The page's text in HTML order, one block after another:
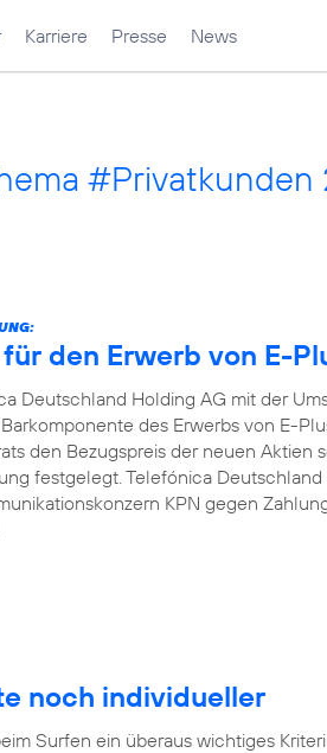
Karriere Presse News
#Privatkunden
den Erwerb von E-
Deutschland Holding AG mit der
des Erwerbs von E-
den Bezugspreis der neuen Aktien
festgelegt. Telefónica
KPN gegen
noch individueller
Surfen ein überaus wichtiges